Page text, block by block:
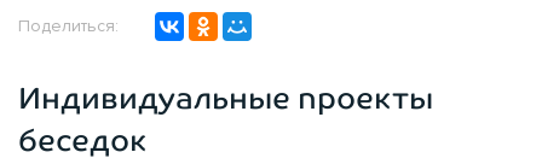
Поделиться:
Индивидуальные проекты
беседок